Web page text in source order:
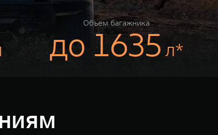
Объем багажника
до 1635л*